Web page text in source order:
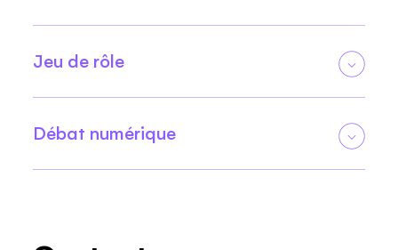
Jeu de rôle
Dans la première mission, les élèves se mettent
dans la peau de dirigeants de pays fictifs.
pour une nouvelle politique énergétique. Ils
Débat numérique